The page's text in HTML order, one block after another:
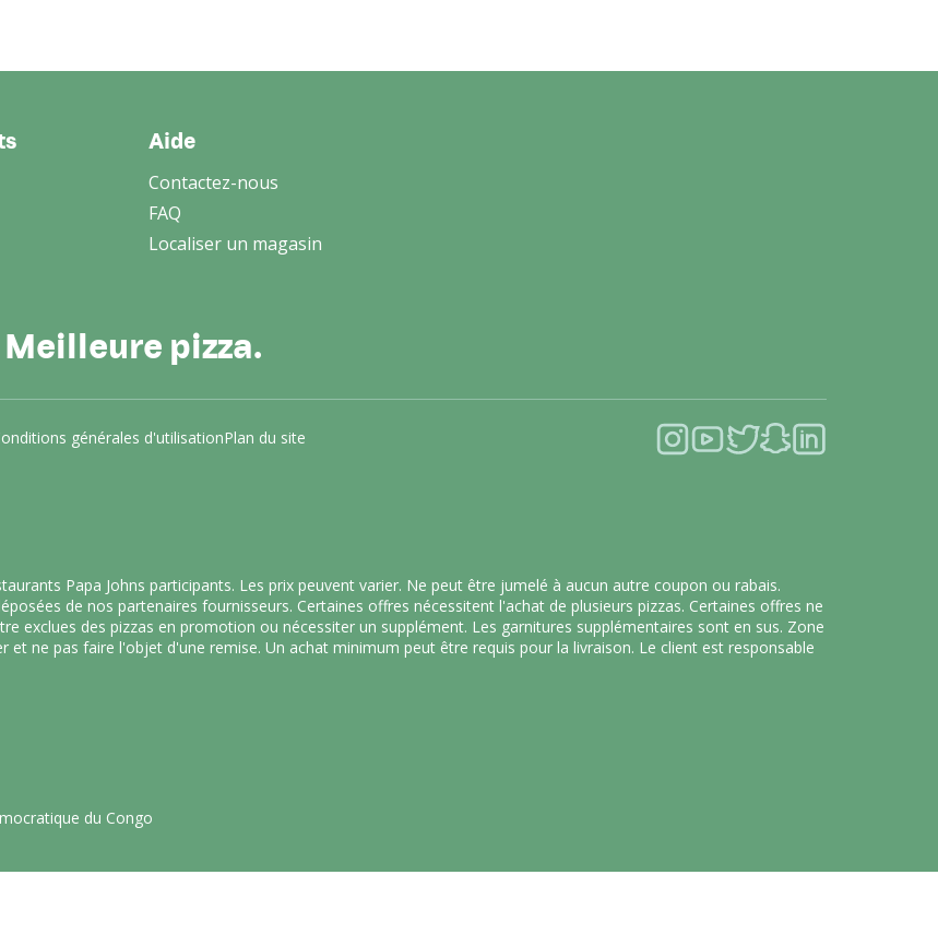
Aide
Contactez-nous
FAQ
Localiser un magasin
pizza.
générales d'utilisationPlan du site
Papa Johns participants. Les prix peuvent varier. Ne peut être jumelé à aucun autre coupon ou rabais.
de nos partenaires fournisseurs. Certaines offres nécessitent l'achat de plusieurs pizzas. Certaines offres ne
exclues des pizzas en promotion ou nécessiter un supplément. Les garnitures supplémentaires sont en sus. Zone
et ne pas faire l'objet d'une remise. Un achat minimum peut être requis pour la livraison. Le client est responsable
du Congo